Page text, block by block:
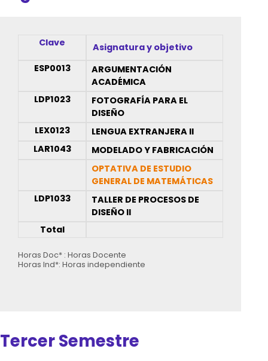
Clave
Asignatura y objetivo
ESP0013
ARGUMENTACIÓN
ACADÉMICA
LDP1023
FOTOGRAFÍA PARA EL
DISEÑO
LEX0123
LENGUA EXTRANJERA II
LAR1043
MODELADO Y FABRICACIÓN
OPTATIVA DE ESTUDIO
GENERAL DE MATEMÁTICAS
LDP1033
TALLER DE PROCESOS DE
DISEÑO II
Total
Horas Doc* : Horas Docente
Horas Ind*: Horas independiente
Tercer Semestre